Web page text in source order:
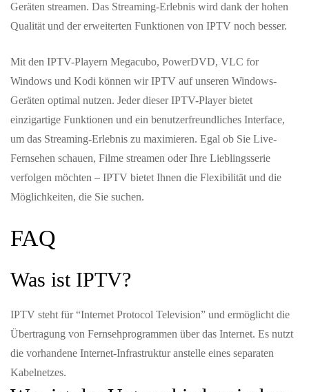
Geräten streamen. Das Streaming-Erlebnis wird dank der hohen
Qualität und der erweiterten Funktionen von IPTV noch besser.
Mit den IPTV-Playern Megacubo, PowerDVD, VLC for
Windows und Kodi können wir IPTV auf unseren Windows-
Geräten optimal nutzen. Jeder dieser IPTV-Player bietet
einzigartige Funktionen und ein benutzerfreundliches Interface,
um das Streaming-Erlebnis zu maximieren. Egal ob Sie Live-
Fernsehen schauen, Filme streamen oder Ihre Lieblingsserie
verfolgen möchten – IPTV bietet Ihnen die Flexibilität und die
Möglichkeiten, die Sie suchen.
FAQ
Was ist IPTV?
IPTV steht für “Internet Protocol Television” und ermöglicht die
Übertragung von Fernsehprogrammen über das Internet. Es nutzt
die vorhandene Internet-Infrastruktur anstelle eines separaten
Kabelnetzes.